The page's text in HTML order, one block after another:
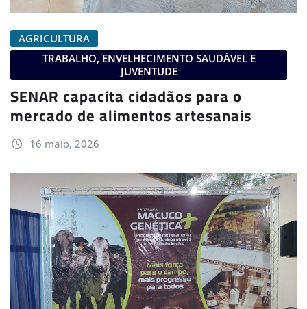
AGRICULTURA
TRABALHO, ENVELHECIMENTO SAUDÁVEL E
JUVENTUDE
SENAR capacita cidadãos para o
mercado de alimentos artesanais
16 maio, 2026